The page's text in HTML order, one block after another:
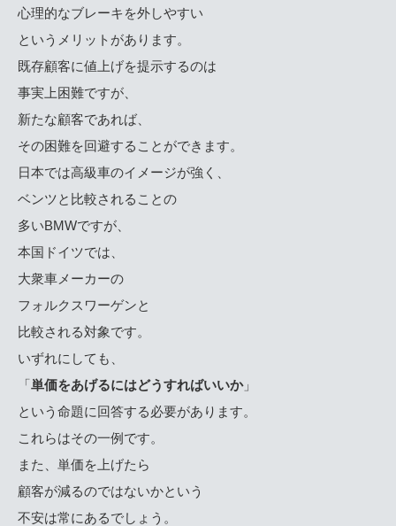
心理的なブレーキを外しやすい
というメリットがあります。
既存顧客に値上げを提示するのは
事実上困難ですが、
新たな顧客であれば、
その困難を回避することができます。
日本では高級車のイメージが強く、
ベンツと比較されることの
多いBMWですが、
本国ドイツでは、
大衆車メーカーの
フォルクスワーゲンと
比較される対象です。
いずれにしても、
「単価をあげるにはどうすればいいか」
という命題に回答する必要があります。
これらはその一例です。
また、単価を上げたら
顧客が減るのではないかという
不安は常にあるでしょう。